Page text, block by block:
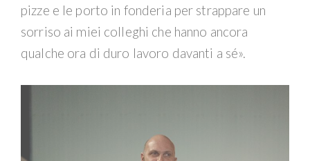
pizze e le porto in fonderia per strappare un
sorriso ai miei colleghi che hanno ancora
qualche ora di duro lavoro davanti a sé».